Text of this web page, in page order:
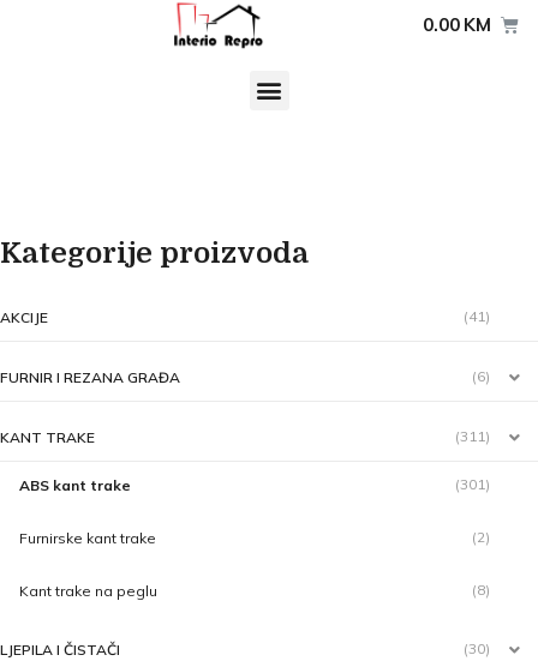
0.00 KM
Kategorije proizvoda
AKCIJE (41)
FURNIR I REZANA GRAĐA (6)
KANT TRAKE (311)
ABS kant trake (301)
Furnirske kant trake (2)
Kant trake na peglu (8)
LJEPILA I ČISTAČI (30)